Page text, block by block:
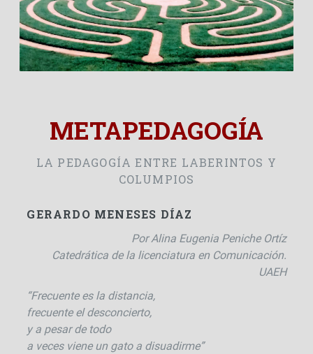
Visitantes
METAPEDAGOGÍA
LA PEDAGOGÍA ENTRE LABERINTOS Y
COLUMPIOS
GERARDO MENESES DÍAZ
Por Alina Eugenia Peniche Ortíz
Catedrática de la licenciatura en Comunicación.
UAEH
“Frecuente es la distancia,
frecuente el desconcierto,
y a pesar de todo
a veces viene un gato a disuadirme”